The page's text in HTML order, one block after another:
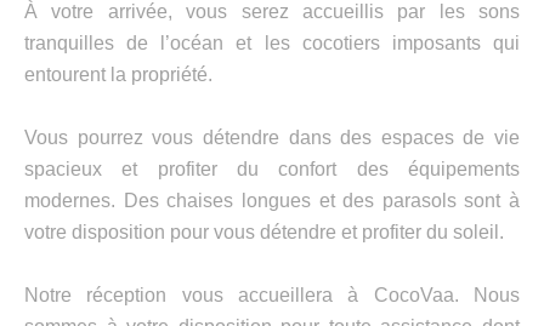
À votre arrivée, vous serez accueillis par les sons
tranquilles de l’océan et les cocotiers imposants qui
entourent la propriété.
Vous pourrez vous détendre dans des espaces de vie
spacieux et profiter du confort des équipements
modernes. Des chaises longues et des parasols sont à
votre disposition pour vous détendre et profiter du soleil.
Notre réception vous accueillera à CocoVaa. Nous